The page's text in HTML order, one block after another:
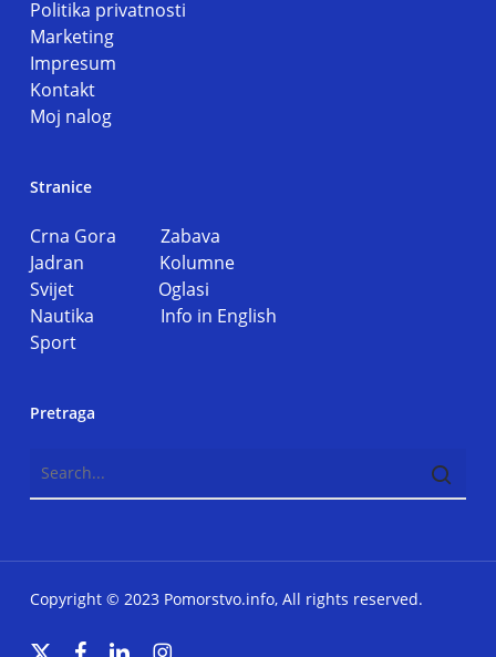
Politika privatnosti
Marketing
Impresum
Kontakt
Moj nalog
Stranice
Crna Gora Zabava
Jadran Kolumne
Svijet Oglasi
Nautika Info in English
Sport
Pretraga
Copyright © 2023 Pomorstvo.info, All rights reserved.
x- facebooklinkedininstagram